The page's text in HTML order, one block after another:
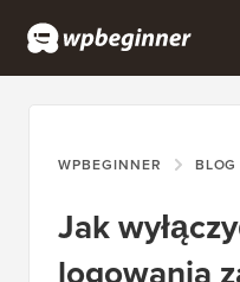
WPBEGINNER BLOG
Jak